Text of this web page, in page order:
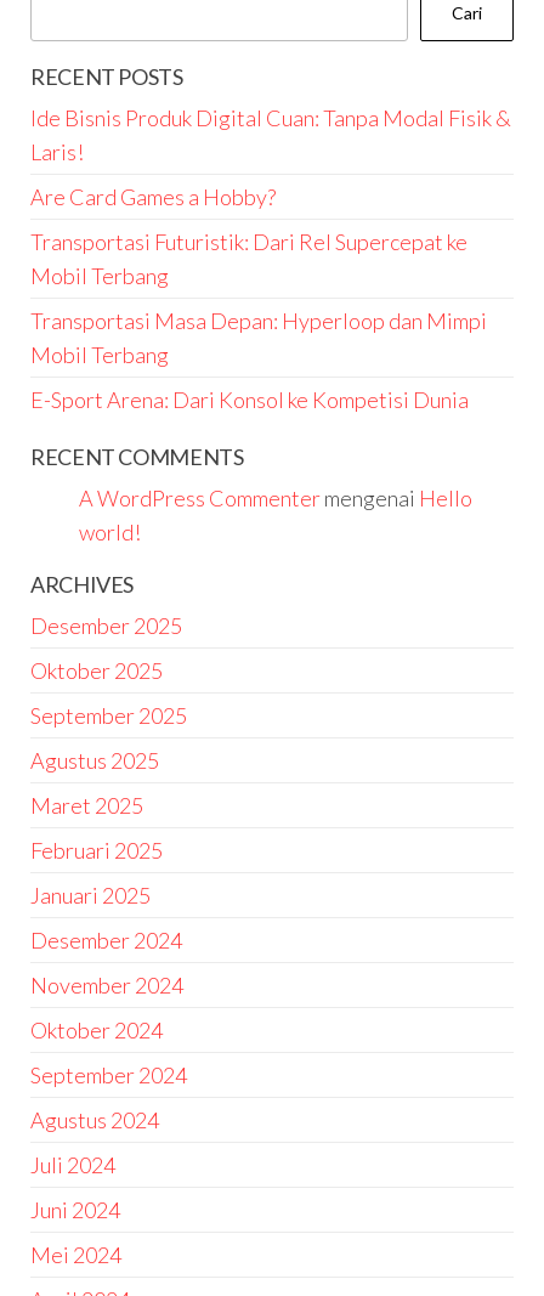
Cari
RECENT POSTS
Ide Bisnis Produk Digital Cuan: Tanpa Modal Fisik &
Laris!
Are Card Games a Hobby?
Transportasi Futuristik: Dari Rel Supercepat ke
Mobil Terbang
Transportasi Masa Depan: Hyperloop dan Mimpi
Mobil Terbang
E-Sport Arena: Dari Konsol ke Kompetisi Dunia
RECENT COMMENTS
A WordPress Commentermengenai Hello
world!
ARCHIVES
Desember 2025
Oktober 2025
September 2025
Agustus 2025
Maret 2025
Februari 2025
Januari 2025
Desember 2024
November 2024
Oktober 2024
September 2024
Agustus 2024
Juli 2024
Juni 2024
Mei 2024